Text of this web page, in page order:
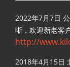
2022年7月7日
晰，欢迎新老客
http://
2018年4月15日